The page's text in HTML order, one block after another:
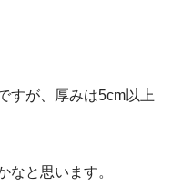
すが、厚みは5cm以上
なと思います。